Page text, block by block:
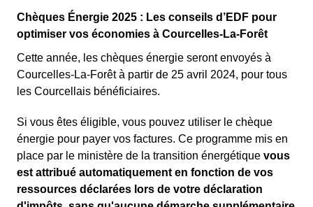
Chèques Énergie 2025 : Les conseils d’EDF pour
optimiser vos économies à Courcelles-La-Forêt
Cette année, les chèques énergie seront envoyés à
Courcelles-La-Forêt à partir de 25 avril 2024, pour tous
les Courcellais bénéficiaires.
Si vous êtes éligible, vous pouvez utiliser le chèque
énergie pour payer vos factures. Ce programme mis en
place par le ministère de la transition énergétique vous
est attribué automatiquement en fonction de vos
ressources déclarées lors de votre déclaration